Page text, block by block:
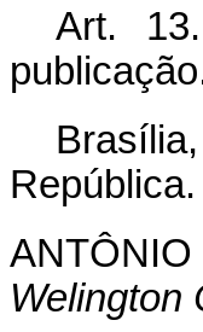
Art.
República.
ANTÔNIO
Welington